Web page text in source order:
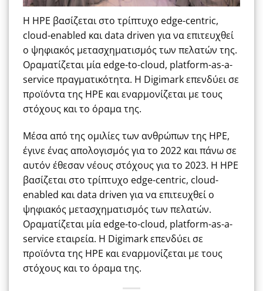
Η HPE βασίζεται στο τρίπτυχο edge-centric,
cloud-enabled και data driven για να επιτευχθεί
ο ψηφιακός μετασχηματισμός των πελατών της.
Οραματίζεται μία edge-to-cloud, platform-as-a-
service πραγματικότητα. H Digimark επενδύει σε
προϊόντα της HPE και εναρμονίζεται με τους
στόχους και το όραμα της.
Μέσα από της ομιλίες των ανθρώπων της HPE,
έγινε ένας απολογισμός για το 2022 και πάνω σε
αυτόν έθεσαν νέους στόχους για το 2023. Η HPE
βασίζεται στο τρίπτυχο edge-centric, cloud-
enabled και data driven για να επιτευχθεί ο
ψηφιακός μετασχηματισμός των πελατών.
Οραματίζεται μία edge-to-cloud, platform-as-a-
service εταιρεία. H Digimark επενδύει σε
προϊόντα της HPE και εναρμονίζεται με τους
στόχους και το όραμα της.